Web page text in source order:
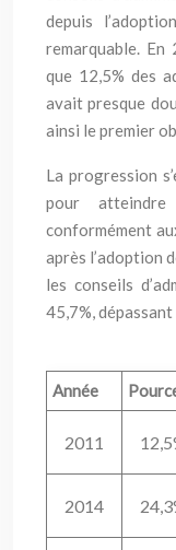
depuis
remarquable.
que 12,5% des
avait presque
ainsi le premier
La progression
pour
conformément
après l’adoption
les conseils
45,7%,
Année
2011
2014